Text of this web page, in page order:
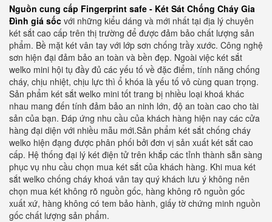
Nguồn cung cấp Fingerprint safe - Két Sát Chống Cháy Gia
Đình giá sốc với những kiểu dáng và mới nhất tại địa lý chuyên
két sắt cao cấp trên thị trường để được đảm bảo chất lượng sản
phẩm. Bề mặt két vân tay với lớp sơn chống trầy xước. Công nghệ
sơn hiện đại đảm bảo an toàn và bền đẹp. Ngoài việc két sắt
welko mini hội tụ đầy đủ các yếu tố về đặc điểm, tính năng chống
cháy, chịu nhiệt, chịu lực thì ổ khóa là yếu tố vô cùng quan trọng.
Sản phẩm két sắt welko mini tốt trang bị nhiều loại khoá khác
nhau mang đến tính đảm bảo an ninh lớn, độ an toàn cao cho tài
sản của bạn. Đáp ứng nhu cầu của khách hàng hiện nay các cửa
hàng đại diện với nhiều mẫu mới.Sản phẩm két sắt chống cháy
welko hiện đạng được phân phối bởi đơn vị sản xuất két sắt cao
cấp. Hệ thống đại lý két điện tử trên khắp các tỉnh thành sẵn sàng
phục vụ nhu cầu chọn mua két sắt của khách hàng. Khi mua két
sắt welko chống cháy khoá vân tay quý khách lưu ý không nên
chọn mua két không rõ nguồn gốc, hàng không rõ nguồn gốc
xuất xứ, hàng không có tem bảo hành, giấy tờ chứng minh nguồn
gốc chất lượng sản phẩm.